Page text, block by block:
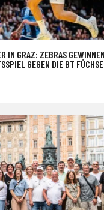
IN GRAZ: ZEBRAS GEWINNEN
GEGEN DIE BT